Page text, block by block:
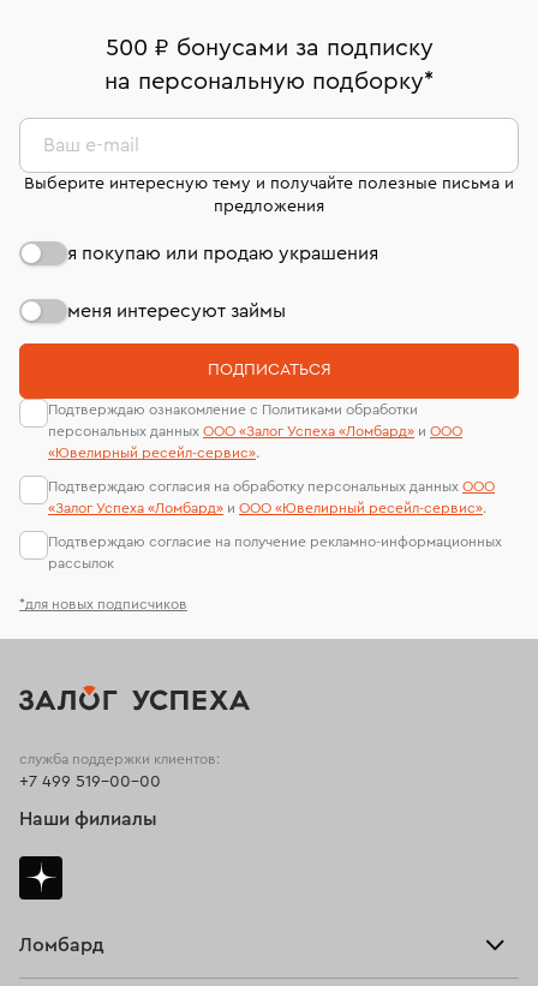
Золотые подвески с топазом
Подвески с черными бриллиантами
Подвески с изумрудом Подвески с камнями
Золотые подвески женские
Подвески с сапфиром из золота Подвески с гранатом
Подвески с топазом Подвески с сапфиром
Подвески с хризолитом
Подвески из золота с фианитом
500 ₽ бонусами за подписку
на персональную подборку*
*для новых подписчиков
Ваш e-mail
Выберите интересную тему и получайте полезные письма и
предложения
я покупаю или продаю украшения
меня интересуют займы
ПОДПИСАТЬСЯ
Подтверждаю ознакомление с Политиками обработки
персональных данных ООО «Залог Успеха «Ломбард» и ООО
«Ювелирный ресейл-сервиc».
Подтверждаю согласия на обработку персональных данных ООО
«Залог Успеха «Ломбард» и ООО «Ювелирный ресейл-сервиc».
Подтверждаю согласие на получение рекламно-информационных
рассылок
Ломбард
служба поддержки клиентов:
+7 499 519-00-00
Наши филиалы